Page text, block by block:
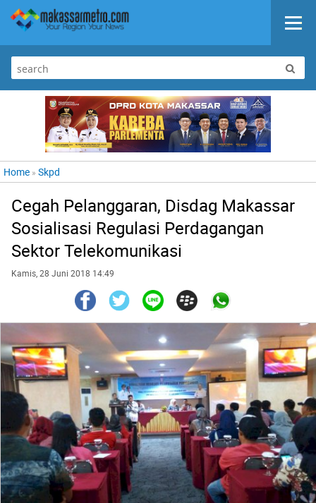
Home » Skpd
Cegah Pelanggaran, Disdag Makassar
Sosialisasi Regulasi Perdagangan
Sektor Telekomunikasi
Kamis, 28 Juni 2018 14:49